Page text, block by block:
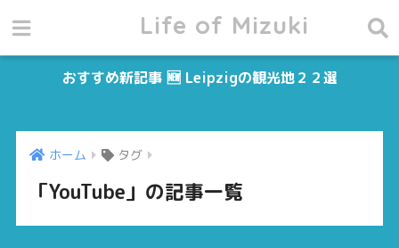
Life of Mizuki
おすすめ新記事 🆕 Leipzigの観光地２２選
ホーム タグ
「YouTube」の記事一覧